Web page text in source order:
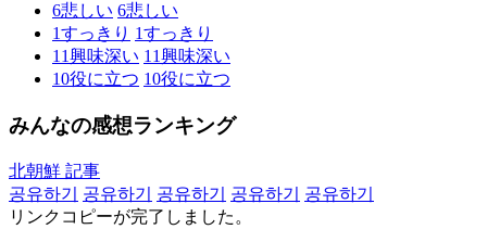
6悲しい 6悲しい
1すっきり 1すっきり
11興味深い 11興味深い
10役に立つ 10役に立つ
みんなの感想ランキング
北朝鮮 記事
공유하기
공유하기 공유하기 공유하기
공유하기
リンクコピーが完了しました。